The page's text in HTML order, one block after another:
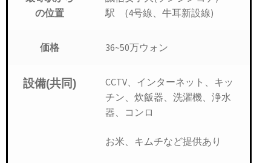
の位置
駅 (4号線、牛耳新設線)
価格 36~50万ウォン
設備(共同)
CCTV、インターネット、キッ
チン、炊飯器、洗濯機、浄水
器、コンロ
お米、キムチなど提供あり